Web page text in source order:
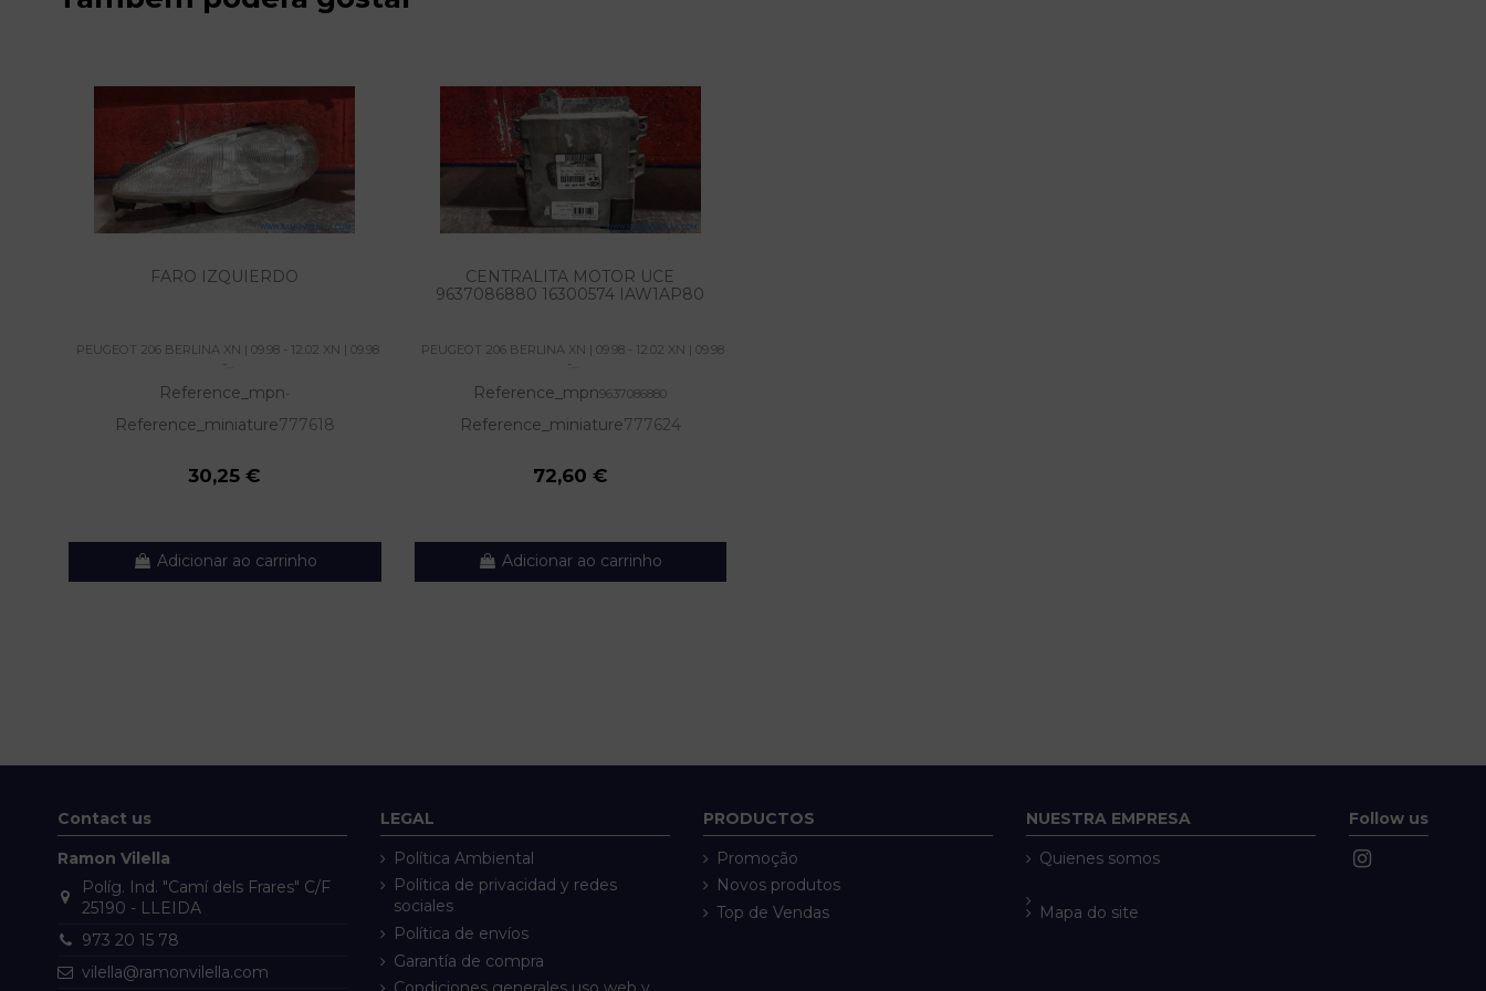
FARO IZQUIERDO
PEUGEOT 206 BERLINA XN | 09.98 - 12.02 XN | 09.98
-...
Reference_mpn-
Reference_miniature777618
30,25 €
Adicionar ao carrinho
CENTRALITA MOTOR UCE
9637086880 16300574 IAW1AP80
PEUGEOT 206 BERLINA XN | 09.98 - 12.02 XN | 09.98
-...
Reference_mpn9637086880
Reference_miniature777624
72,60 €
Adicionar ao carrinho
Contact us
Ramon Vilella
Políg. Ind. "Camí dels Frares" C/F
25190 - LLEIDA
973 20 15 78
vilella@ramonvilella.com
LEGAL
Política Ambiental
Política de privacidad y redes
sociales
Política de envíos
Garantía de compra
PRODUCTOS
Promoção
Novos produtos
Top de Vendas
NUESTRA EMPRESA
Quienes somos
Mapa do site
Follow us